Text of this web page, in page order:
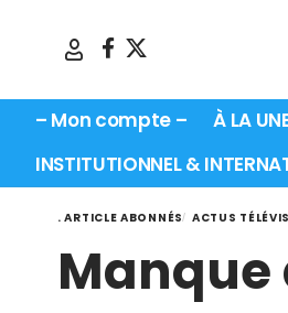
– Mon compte – À LA
INSTITUTIONNEL &
. ARTICLE ABONNÉS ACTUS
Manque